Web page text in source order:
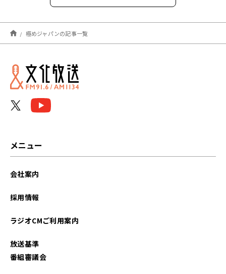
2022年03月
2022年02月
2022年01月
極めジャパンの記事一覧
メニュー
会社案内
採用情報
ラジオCMご利用案内
放送基準
番組審議会